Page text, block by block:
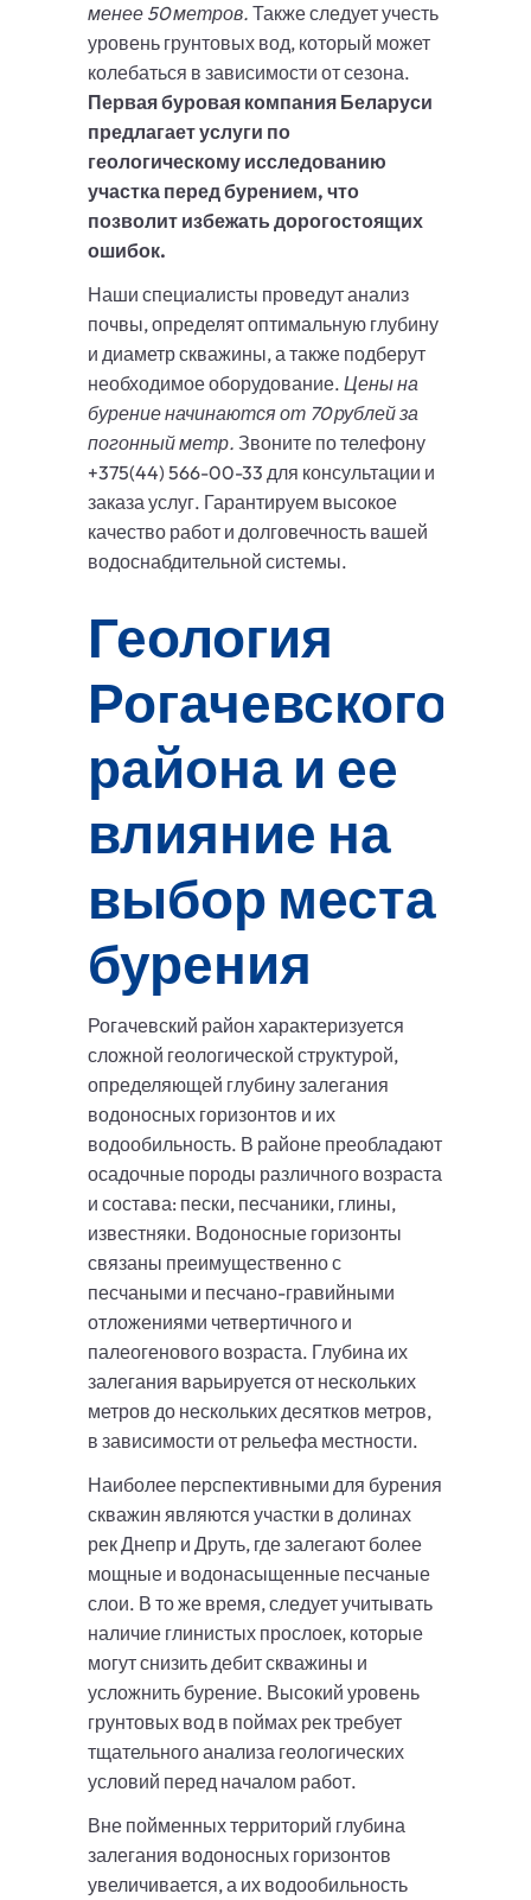
менее 50 метров. Также следует учесть
уровень грунтовых вод, который может
колебаться в зависимости от сезона.
Первая буровая компания Беларуси
предлагает услуги по
геологическому исследованию
участка перед бурением, что
позволит избежать дорогостоящих
ошибок.
Наши специалисты проведут анализ
почвы, определят оптимальную глубину
и диаметр скважины, а также подберут
необходимое оборудование. Цены на
бурение начинаются от 70 рублей за
погонный метр. Звоните по телефону
+375(44) 566-00-33 для консультации и
заказа услуг. Гарантируем высокое
качество работ и долговечность вашей
водоснабдительной системы.
Геология
Рогачевского
района и ее
влияние на
выбор места
бурения
Рогачевский район характеризуется
сложной геологической структурой,
определяющей глубину залегания
водоносных горизонтов и их
водообильность. В районе преобладают
осадочные породы различного возраста
и состава: пески, песчаники, глины,
известняки. Водоносные горизонты
связаны преимущественно с
песчаными и песчано-гравийными
отложениями четвертичного и
палеогенового возраста. Глубина их
залегания варьируется от нескольких
метров до нескольких десятков метров,
в зависимости от рельефа местности.
Наиболее перспективными для бурения
скважин являются участки в долинах
рек Днепр и Друть, где залегают более
мощные и водонасыщенные песчаные
слои. В то же время, следует учитывать
наличие глинистых прослоек, которые
могут снизить дебит скважины и
усложнить бурение. Высокий уровень
грунтовых вод в поймах рек требует
тщательного анализа геологических
условий перед началом работ.
Вне пойменных территорий глубина
залегания водоносных горизонтов
увеличивается, а их водообильность